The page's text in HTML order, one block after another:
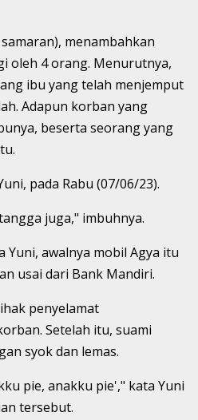
menambahkan
oleh 4 orang. Menurutnya,
ibu yang telah menjemput
Adapun korban yang
beserta seorang yang
pada Rabu (07/06/23).
juga," imbuhnya.
awalnya mobil Agya itu
usai dari Bank Mandiri.
penyelamat
Setelah itu, suami
syok dan lemas.
pie, anakku pie'," kata Yuni
tersebut.